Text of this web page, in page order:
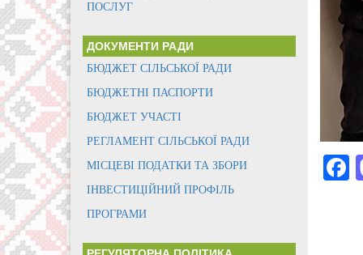
ПОСЛУГ
ДОКУМЕНТИ РАДИ
БЮДЖЕТ СІЛЬСЬКОЇ РАДИ
БЮДЖЕТНІ ПАСПОРТИ
БЮДЖЕТ УЧАСТІ
РЕГЛАМЕНТ СІЛЬСЬКОЇ РАДИ
МІСЦЕВІ ПОДАТКИ ТА ЗБОРИ
ІНВЕСТИЦІЙНИЙ ПРОФІЛЬ
ПРОГРАМИ